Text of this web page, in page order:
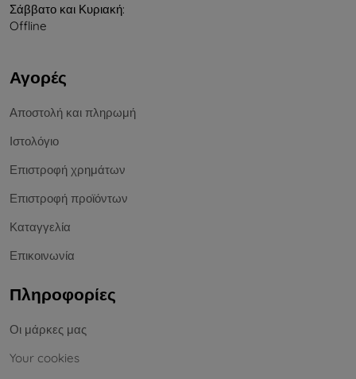
Σάββατο και Κυριακή:
Offline
Αγορές
Αποστολή και πληρωμή
Ιστολόγιο
Επιστροφή χρημάτων
Επιστροφή προϊόντων
Καταγγελία
Επικοινωνία
Πληροφορίες
Οι μάρκες μας
Your cookies